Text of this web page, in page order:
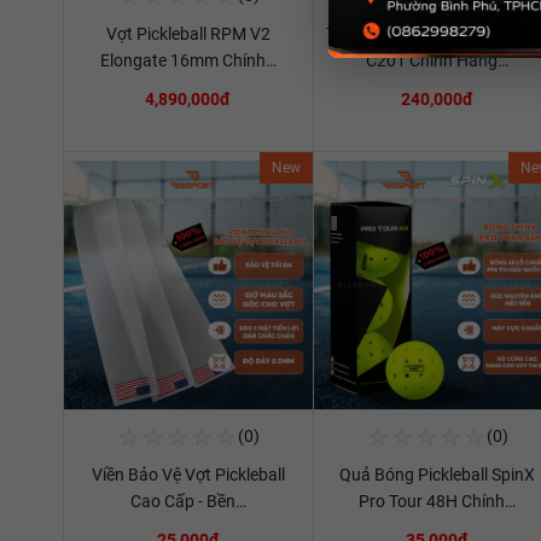
Vợt Pickleball RPM V2
Elongate 16mm Chính…
4,890,000đ
Túi Thể Thao Cầu Lông Ywyat
C201 Chính Hãng…
240,000đ
New
Xem chi tiết
(0)
Viền Bảo Vệ Vợt Pickleball
Cao Cấp - Bền…
Xem chi tiết
(0)
Quả Bóng Pickleball SpinX
Pro Tour 48H Chính…